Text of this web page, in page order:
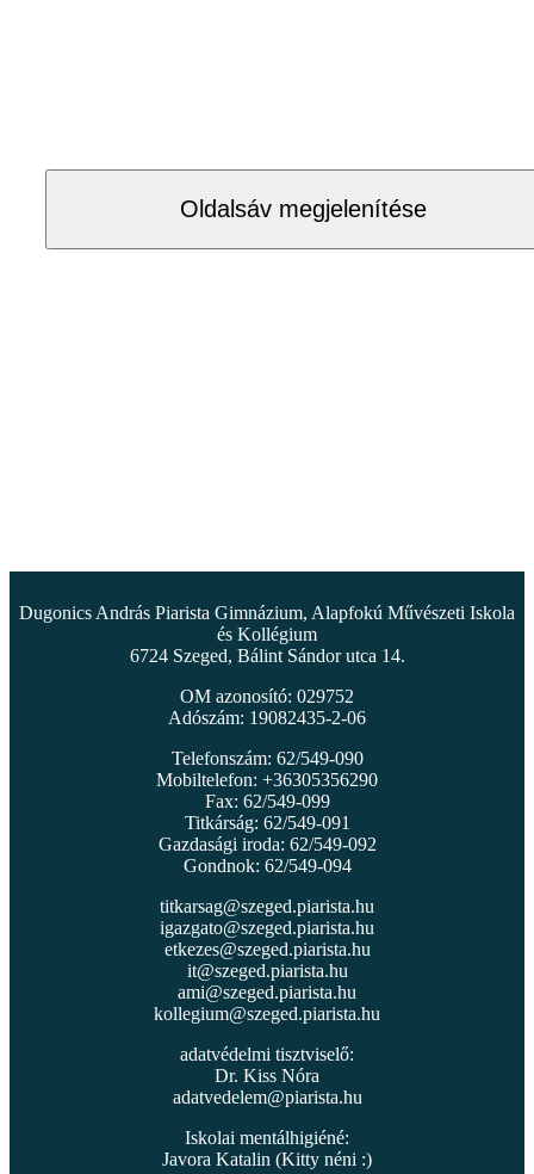
Oldalsáv megjelenítése
Dugonics András Piarista Gimnázium, Alapfokú Művészeti Iskola
és Kollégium
6724 Szeged, Bálint Sándor utca 14.
OM azonosító: 029752
Adószám: 19082435-2-06
Telefonszám: 62/549-090
Mobiltelefon: +36305356290
Fax: 62/549-099
Titkárság: 62/549-091
Gazdasági iroda: 62/549-092
Gondnok: 62/549-094
titkarsag@szeged.piarista.hu
igazgato@szeged.piarista.hu
etkezes@szeged.piarista.hu
it@szeged.piarista.hu
ami@szeged.piarista.hu
kollegium@szeged.piarista.hu
adatvédelmi tisztviselő:
Dr. Kiss Nóra
adatvedelem@piarista.hu
Iskolai mentálhigiéné:
Javora Katalin (Kitty néni :)